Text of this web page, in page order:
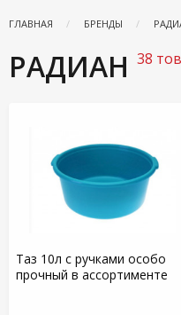
ГЛАВНАЯ БРЕНДЫ
РАДИАН 38
Таз 10л с ручками особо
прочный в ассортименте